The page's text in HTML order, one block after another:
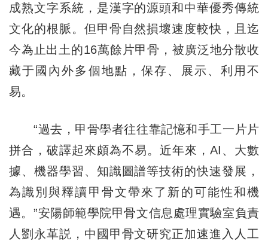
成熟文字系統，是漢字的源頭和中華優秀傳統
文化的根脈。但甲骨自然損壞速度較快，且迄
今為止出土的16萬餘片甲骨，被廣泛地分散收
藏于國內外多個地點，保存、展示、利用不
易。
“過去，甲骨學者往往靠記憶和手工一片片
拼合，破譯起來頗為不易。近年來，AI、大數
據、機器學習、知識圖譜等技術的快速發展，
為識別與釋讀甲骨文帶來了新的可能性和機
遇。”安陽師範學院甲骨文信息處理實驗室負責
人劉永革説，中國甲骨文研究正加速進入人工